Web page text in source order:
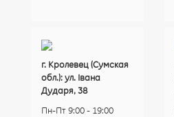
г. Кролевец (Сумская
обл.): ул. Івана
Дударя, 38
Пн-Пт 9:00 - 19:00